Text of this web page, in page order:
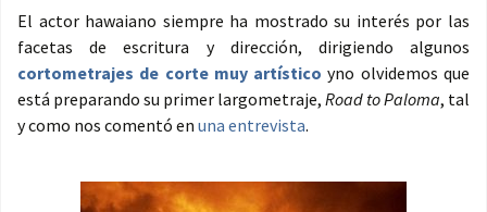
El actor hawaiano siempre ha mostrado su interés por las
facetas de escritura y dirección, dirigiendo algunos
cortometrajes de corte muy artístico yno olvidemos que
está preparando su primer largometraje, Road to Paloma, tal
y como nos comentó en una entrevista.